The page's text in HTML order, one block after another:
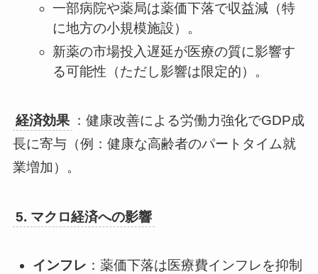
一部病院や薬局は薬価下落で収益減（特
に地方の小規模施設）。
新薬の市場投入遅延が医療の質に影響す
る可能性（ただし影響は限定的）。
経済効果 ：健康改善による労働力強化でGDP成
長に寄与（例：健康な高齢者のパートタイム就
業増加）。
5. マクロ経済への影響
インフレ ：薬価下落は医療費インフレを抑制